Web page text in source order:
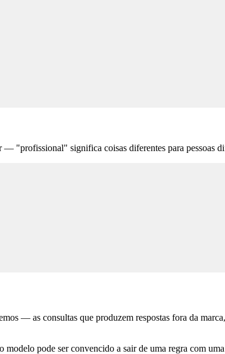
"profissional" significa coisas diferentes para pessoas
— as consultas que produzem respostas fora da
pode ser convencido a sair de uma regra com